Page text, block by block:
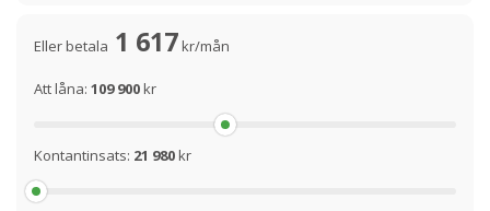
Eller betala 1 617kr/mån
Att låna: 109 900kr
Kontantinsats: 21 980kr